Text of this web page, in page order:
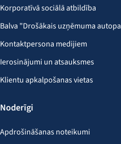
Korporatīvā sociālā atbildība
Balva "Drošākais uzņēmuma
Kontaktpersona medijiem
Ierosinājumi un atsauksmes
Klientu apkalpošanas vietas
Noderīgi
Apdrošināšanas noteikumi